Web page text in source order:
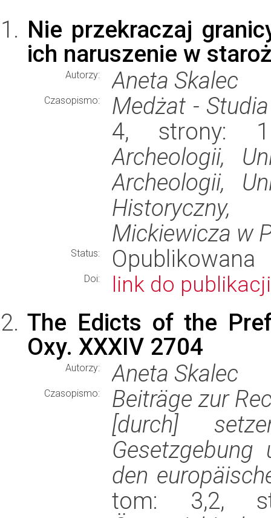
Nie przekraczaj
ich naruszenie w
Autorzy: Aneta Skalec
Czasopismo:
Medżat -
4, strony:
Archeologii,
Archeologii,
Mickiewicza w
Status: Opublikowana
Doi: link do publikacji
The Edicts of the
Oxy. XXXIV 2704
Autorzy: Aneta Skalec
Czasopismo:
Beiträge zur
[durch]
den
tom: 3,2,